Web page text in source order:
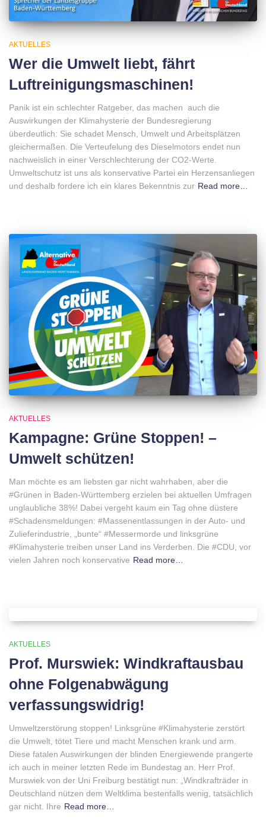
AKTUELLES
Wer die Umwelt liebt, fährt
Luftreinigungsmaschinen!
Panik ist ein schlechter Ratgeber, das machen auch die
Auswirkungen der Klimahysterie der Bundesregierung
überdeutlich: Sie schadet Mensch, Umwelt und Arbeitsplätzen
gleichermaßen. Die Verteufelung des Dieselmotors endet nun
nachweislich in einer Verschlechterung der CO2-Werte.
Umweltschutz ist uns als konservative Partei ein Herzensanliegen
und deshalb fordere ich ein klares Bekenntnis zur Read more…
AKTUELLES
Kampagne: Grüne Stoppen! –
Umwelt schützen!
Man möchte es am liebsten gar nicht wahrhaben, aber die
#Grünen in Baden-Württemberg erzielen bei aktuellen Umfragen
unglaubliche 38%! Dabei vergeht kaum ein Tag ohne düstere
#Schadensmeldungen: #Massenentlassungen in der Auto- und
Zulieferindustrie, „bunte“ #Messermorde und linksgrüne
#Klimahysterie treiben unser Land ins Verderben. Die #CDU, vor
vielen Jahren noch konservative Read more…
AKTUELLES
Prof. Murswiek: Windkraftausbau
ohne Folgenabwägung
verfassungswidrig!
Umweltzerstörung stoppen! Linksgrüne #Klimahysterie zerstört
die Umwelt, tötet Tiere und macht Menschen krank und arm.
Diese fatalen Auswirkungen der blinden Energiewende prangerte
ich auch in meiner letzten Rede im Bundestag an. Herr Prof.
Murswiek von der Uni Freiburg bestätigt nun: „Windkrafträder in
Deutschland nützen dem Weltklima bestenfalls wenig, tatsächlich
gar nicht. Ihre Read more…